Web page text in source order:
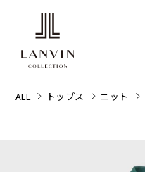
ALL トップス ニット